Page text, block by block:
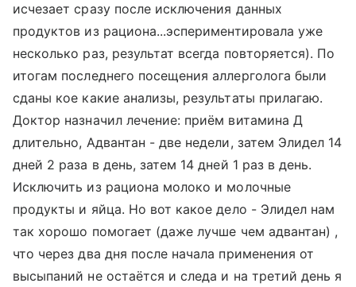
исчезает сразу после исключения данных
продуктов из рациона...эспериментировала уже
несколько раз, результат всегда повторяется). По
итогам последнего посещения аллерголога были
сданы кое какие анализы, результаты прилагаю.
Доктор назначил лечение: приём витамина Д
длительно, Адвантан - две недели, затем Элидел 14
дней 2 раза в день, затем 14 дней 1 раз в день.
Исключить из рациона молоко и молочные
продукты и яйца. Но вот какое дело - Элидел нам
так хорошо помогает (даже лучше чем адвантан) ,
что через два дня после начала применения от
высыпаний не остаётся и следа и на третий день я